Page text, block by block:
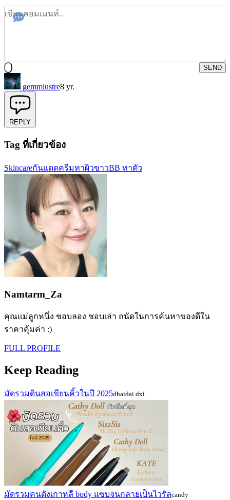
SEND
gemmlustre8 yr.
REPLY
Tag ที่เกี่ยวข้อง
SkincareกันแดดครีมทาผิวขาวBB ทาตัว
Namtarm_Za
คุณแม่ลูกหนึ่ง ชอบลอง ชอบเล่า ถนัดในการค้นหาของดีใน
ราคาคุ้มค่า :)
FULL PROFILE
Keep Reading
มัดรวมดินสอเขียนคิ้วในปี 2025dhaidai dxi
มัดรวมคนดังเกาหลี body แซบจนกลายเป็นไวรัลcandy